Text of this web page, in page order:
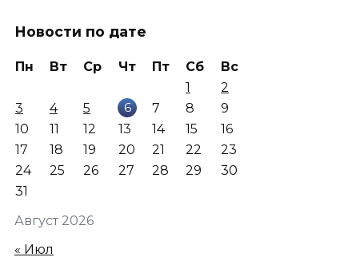
Новости по дате
Август 2026
Пн Вт Ср Чт Пт Сб
Вс
1
2
3
4 5 6 7 8
9
10
11 12 13 14 15
16
17
18 19 20 21 22
23
24
25 26 27 28 29
30
31
« Июл